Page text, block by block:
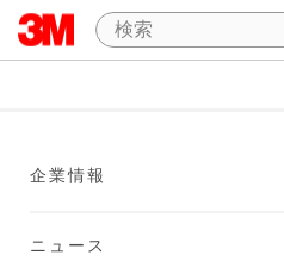
企業情報
ニュース